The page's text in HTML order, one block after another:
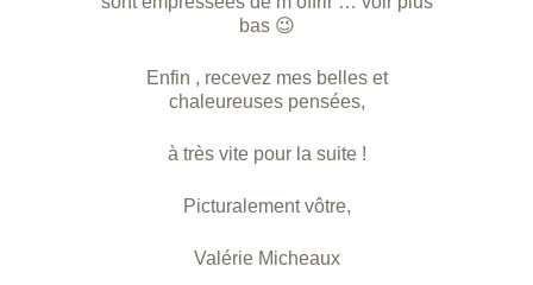
bas 😉
Enfin , recevez mes belles et
chaleureuses pensées,
à très vite pour la suite !
Picturalement vôtre,
Valérie Micheaux